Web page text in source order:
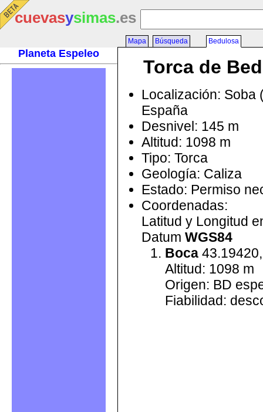
cuevasysimas.es
Planeta Espeleo
Mapa Búsqueda Bedulosa
Torca de
Localización: Soba
España
Desnivel: 145 m
Altitud: 1098 m
Tipo: Torca
Geología: Caliza
Estado: Permiso
Coordenadas:
Latitud y Longitud
Datum WGS84
Boca
Altitud: 1098 m
Origen: BD
Fiabilidad: